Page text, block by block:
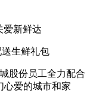
爱新鲜达
生鲜礼包
股份员工全力配合
心爱的城市和家